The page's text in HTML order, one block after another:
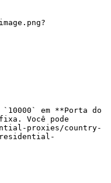
em **Porta do
Você pode
proxies/country-